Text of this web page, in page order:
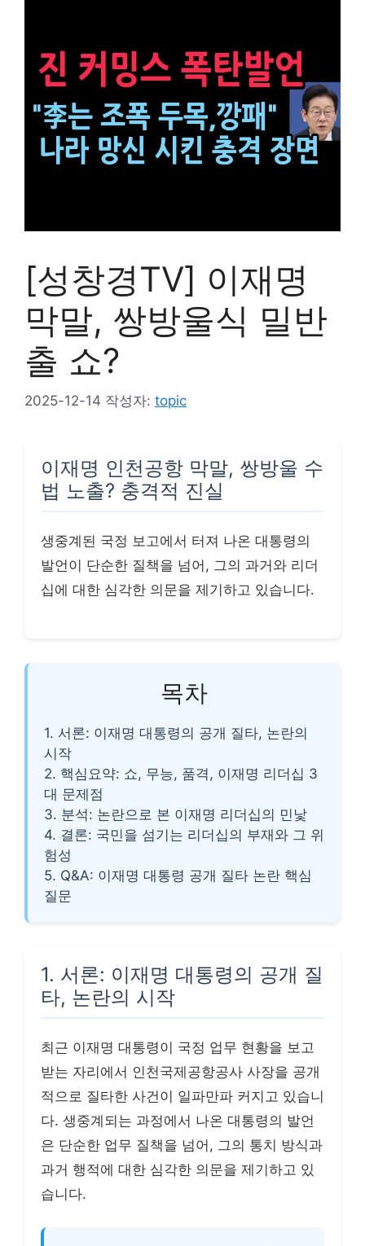
[성창경TV] 이재명
막말, 쌍방울식 밀반
출 쇼?
2025-12-14 작성자: topic
이재명 인천공항 막말, 쌍방울 수
법 노출? 충격적 진실
생중계된 국정 보고에서 터져 나온 대통령의
발언이 단순한 질책을 넘어, 그의 과거와 리더
십에 대한 심각한 의문을 제기하고 있습니다.
목차
1. 서론: 이재명 대통령의 공개 질타, 논란의
시작
2. 핵심요약: 쇼, 무능, 품격, 이재명 리더십 3
대 문제점
3. 분석: 논란으로 본 이재명 리더십의 민낯
4. 결론: 국민을 섬기는 리더십의 부재와 그 위
험성
5. Q&A: 이재명 대통령 공개 질타 논란 핵심
질문
1. 서론: 이재명 대통령의 공개 질
타, 논란의 시작
최근 이재명 대통령이 국정 업무 현황을 보고
받는 자리에서 인천국제공항공사 사장을 공개
적으로 질타한 사건이 일파만파 커지고 있습니
다. 생중계되는 과정에서 나온 대통령의 발언
은 단순한 업무 질책을 넘어, 그의 통치 방식과
과거 행적에 대한 심각한 의문을 제기하고 있
습니다.